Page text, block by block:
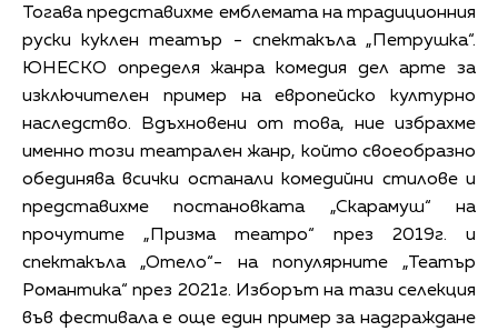
Тогава представихме емблемата на традиционния
руски куклен театър - спектакъла „Петрушка“.
ЮНЕСКО определя жанра комедия дел арте за
изключителен пример на европейско културно
наследство. Вдъхновени от това, ние избрахме
именно този театрален жанр, който своеобразно
обединява всички останали комедийни стилове и
представихме постановката „Скарамуш“ на
прочутите „Призма театро“ през 2019г. и
спектакъла „Отело“- на популярните „Театър
Романтика“ през 2021г. Изборът на тази селекция
във фестивала е още един пример за надграждане